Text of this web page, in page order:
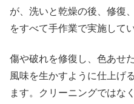
が、洗いと乾燥の後、修復
をすべて手作業で実施して
傷や破れを修復し、色あせ
風味を生かすように仕上げ
ます。クリーニングではな